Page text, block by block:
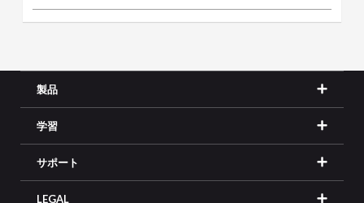
製品
学習
サポート
LEGAL